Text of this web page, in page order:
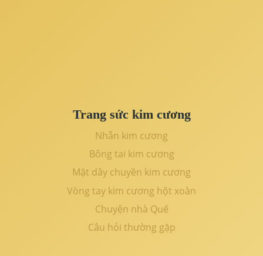
Trang sức kim cương
Nhẫn kim cương
Bông tai kim cương
Mặt dây chuyền kim cương
Vòng tay kim cương hột xoàn
Chuyện nhà Quế
Câu hỏi thường gặp